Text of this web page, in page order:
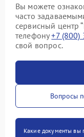
Вы можете
часто
сервисный центр
телефону+7
свой вопрос.
Вопросы
Какие документы вы